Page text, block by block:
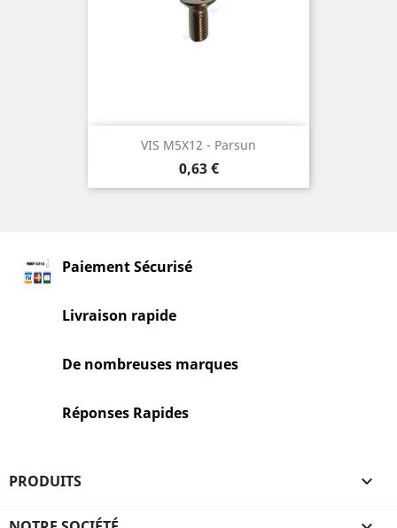
VIS M5X12 - Parsun
Prix
0,63 €
Paiement Sécurisé
Livraison rapide
De nombreuses marques
Réponses Rapides
PRODUITS 